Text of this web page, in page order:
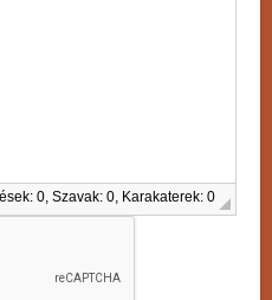
0, Szavak: 0, Karakaterek: 0